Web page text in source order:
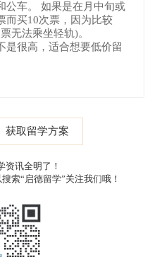
公车。 如果是在月中旬或
而买10次票，因为比较
无法乘坐轻轨)。
是很高，适合想要低价留
获取留学方案
资讯全明了！
索“启德留学”关注我们哦！